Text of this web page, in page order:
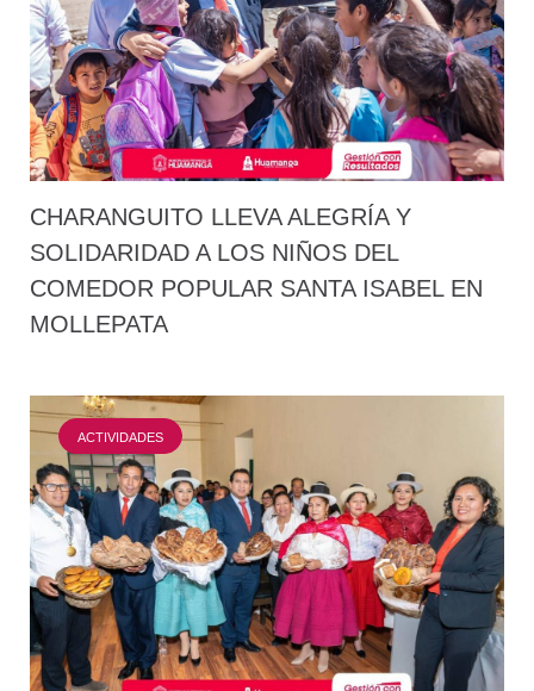
CHARANGUITO LLEVA ALEGRÍA Y
SOLIDARIDAD A LOS NIÑOS DEL
COMEDOR POPULAR SANTA ISABEL EN
MOLLEPATA
ACTIVIDADES